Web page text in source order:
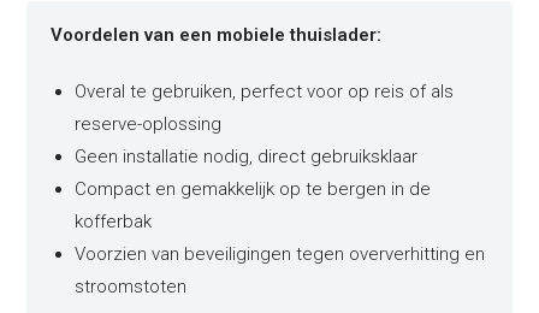
Voordelen van een mobiele thuislader:
Overal te gebruiken, perfect voor op reis of als
reserve-oplossing
Geen installatie nodig, direct gebruiksklaar
Compact en gemakkelijk op te bergen in de
kofferbak
Voorzien van beveiligingen tegen oververhitting en
stroomstoten